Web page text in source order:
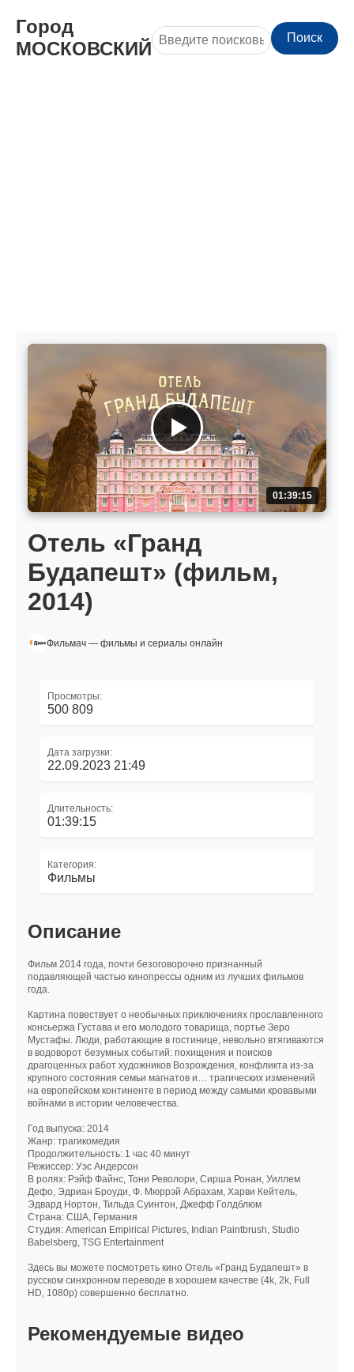
Город
МОСКОВСКИЙ
Поиск
01:39:15
Отель «Гранд
Будапешт» (фильм,
2014)
Фильмач — фильмы и сериалы онлайн
Просмотры:
500 809
Дата загрузки:
22.09.2023 21:49
Длительность:
01:39:15
Категория:
Фильмы
Описание
Фильм 2014 года, почти безоговорочно признанный
подавляющей частью кинопрессы одним из лучших фильмов
года.
Картина повествует о необычных приключениях прославленного
консьержа Густава и его молодого товарища, портье Зеро
Мустафы. Люди, работающие в гостинице, невольно втягиваются
в водоворот безумных событий: похищения и поисков
драгоценных работ художников Возрождения, конфликта из-за
крупного состояния семьи магнатов и… трагических изменений
на европейском континенте в период между самыми кровавыми
войнами в истории человечества.
Год выпуска: 2014
Жанр: трагикомедия
Продолжительность: 1 час 40 минут
Режиссер: Уэс Андерсон
В ролях: Рэйф Файнс, Тони Револори, Сирша Ронан, Уиллем
Дефо, Эдриан Броуди, Ф. Мюррэй Абрахам, Харви Кейтель,
Эдвард Нортон, Тильда Суинтон, Джефф Голдблюм
Страна: США, Германия
Студия: American Empirical Pictures, Indian Paintbrush, Studio
Babelsberg, TSG Entertainment
Здесь вы можете посмотреть кино Отель «Гранд Будапешт» в
русском синхронном переводе в хорошем качестве (4k, 2k, Full
HD, 1080p) совершенно бесплатно.
Рекомендуемые видео